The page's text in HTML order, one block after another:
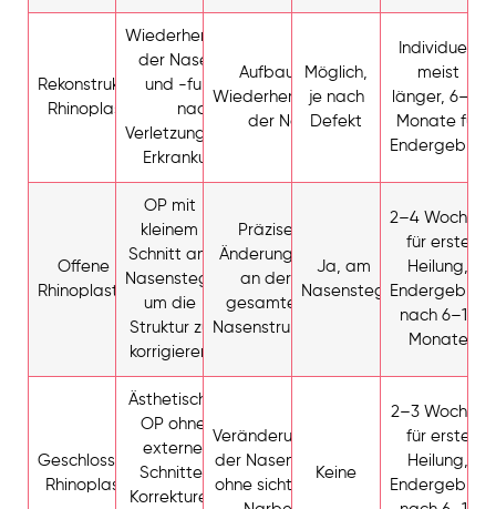
Rekonstruktive
Rhinoplastik
Wiederherstellung
der Nasenform
und -funktion
nach
Verletzungen oder
Erkrankungen.
Aufbau und
Wiederherstellung
der Nase
Möglich,
je nach
Defekt
Individuell,
meist
länger, 6–12
Monate für
Endergebnis
Offene
Rhinoplastik
OP mit
kleinem
Schnitt am
Nasensteg,
um die
Struktur zu
korrigieren
Präzise
Änderungen
an der
gesamten
Nasenstruktur
Ja, am
Nasensteg
2–4 Wochen
für erste
Heilung,
Endergebnis
nach 6–12
Monate
Geschlossene
Rhinoplastik
Ästhetische
OP ohne
externe
Schnitte,
Korrekturen
Veränderungen
der Nasenform
ohne sichtbare
Keine
2–3 Wochen
für erste
Heilung,
Endergebnis